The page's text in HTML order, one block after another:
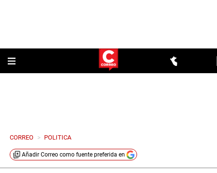
CORREO > POLITICA
Añadir Correo como fuente preferida en